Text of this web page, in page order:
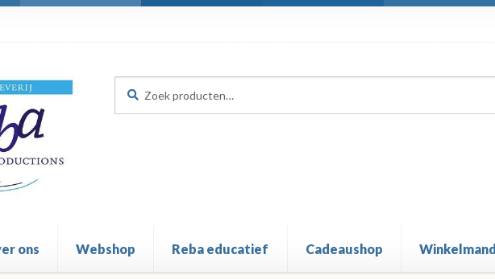
naar:
ons Webshop Reba educatief Cadeaushop Winkelmand